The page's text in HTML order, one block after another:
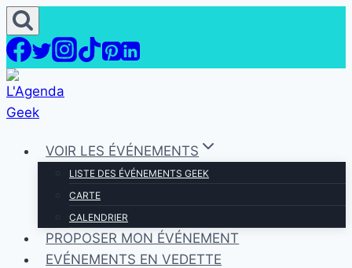
Aller
au
contenu
VOIR LES ÉVÉNEMENTS
LISTE DES ÉVÉNEMENTS GEEK
CARTE
CALENDRIER
PROPOSER MON ÉVÉNEMENT
EVÉNEMENTS EN VEDETTE